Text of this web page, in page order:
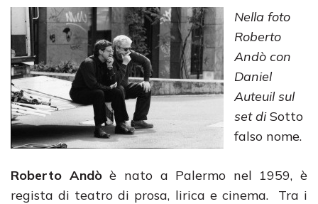
Nella foto
Roberto
Andò con
Daniel
Auteuil sul
set diSotto
falso nome.
Roberto Andòè nato a Palermo nel 1959, è
regista di teatro di prosa, lirica e cinema. Tra i